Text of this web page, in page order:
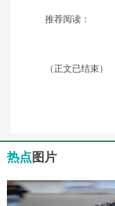
推荐阅读：
（正文已结束）
热点 图片